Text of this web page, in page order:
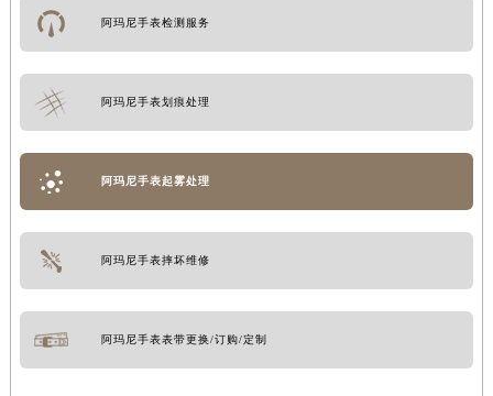
阿玛尼手表检测服务
阿玛尼手表划痕处理
阿玛尼手表起雾处理
阿玛尼手表摔坏维修
阿玛尼手表表带更换/订购/定制